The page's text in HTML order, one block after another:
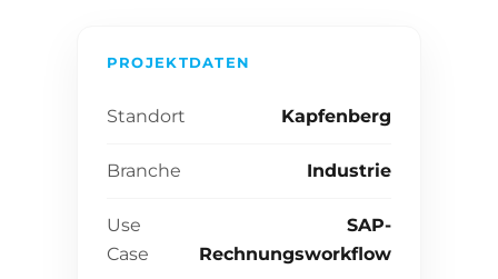
PROJEKTDATEN
Standort Kapfenberg
Branche Industrie
Use
Case
SAP-
Rechnungsworkflow